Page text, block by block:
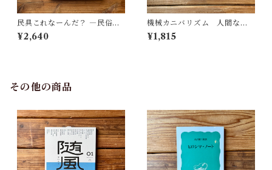
民具これなーんだ？ ―民俗学
者・宮本常一が美術大学に遺
した民具コレクション | 加藤幸
¥2,640
機械カニバリズム 人間なき
あとの人類学へ｜久保 明教
¥1,815
その他の商品